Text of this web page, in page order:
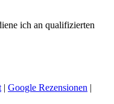
ich an qualifizierten
| Google Rezensionen |